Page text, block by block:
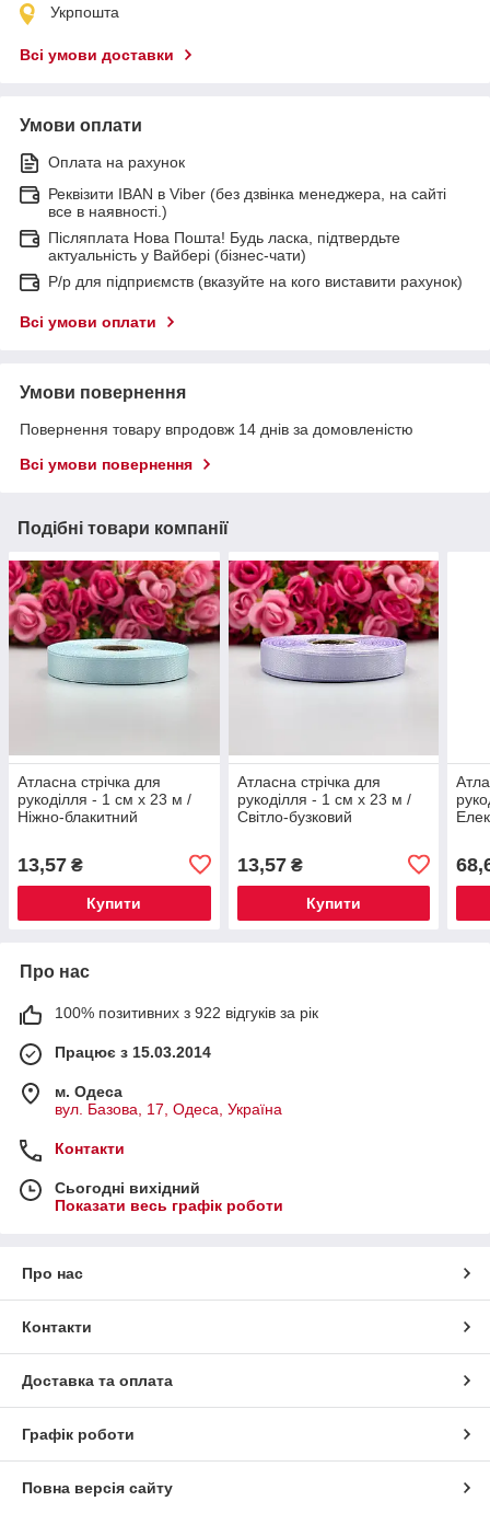
Укрпошта
Всі умови доставки
Умови оплати
Оплата на рахунок
Реквізити IBAN в Viber (без дзвінка менеджера, на сайті
все в наявності.)
Післяплата Нова Пошта! Будь ласка, підтвердьте
актуальність у Вайбері (бізнес-чати)
Р/р для підприємств (вказуйте на кого виставити рахунок)
Всі умови оплати
Умови повернення
Повернення товару впродовж 14 днів за домовленістю
Всі умови повернення
Подібні товари компанії
Атласна стрічка для
рукоділля - 1 см x 23 м /
Ніжно-блакитний
13,57 ₴
Купити
Атласна стрічка для
рукоділля - 1 см x 23 м /
Світло-бузковий
13,57₴
Купити
Про нас
100% позитивних з 922 відгуків за рік
Працює з 15.03.2014
м. Одеса
вул. Базова, 17, Одеса, Україна
Контакти
Сьогодні вихідний
Показати весь графік роботи
Про нас
Контакти
Доставка та оплата
Графік роботи
Повна версія сайту